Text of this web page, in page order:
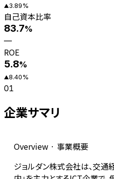
▲3.89%
自己資本比率
83.7%
—
ROE
5.8%
▲8.40%
01
企業サマリ
Overview · 事業概要
ジョルダン株式会社は、交通